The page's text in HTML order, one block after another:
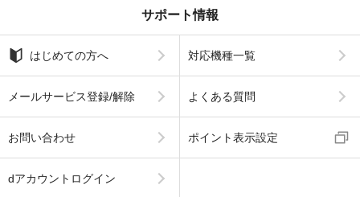
サポート情報
はじめての方へ 対応機種一覧
メールサービス登録/解除 よくある質問
お問い合わせ ポイント表示設定
dアカウントログイン